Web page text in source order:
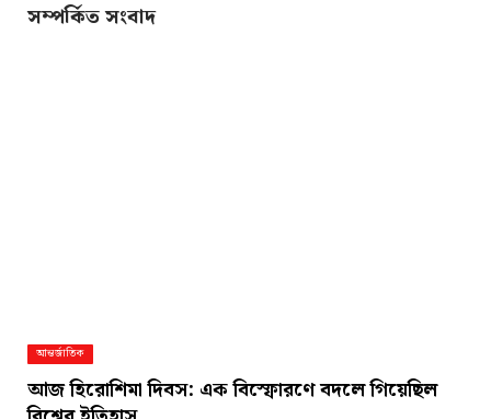
সম্পর্কিত সংবাদ
আন্তর্জাতিক
আজ হিরোশিমা দিবস: এক বিস্ফোরণে বদলে গিয়েছিল